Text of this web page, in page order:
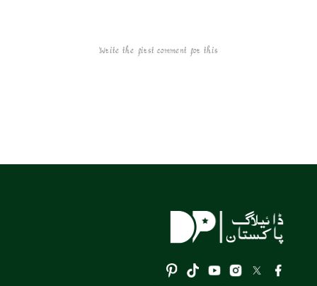
Write the first comment for this!